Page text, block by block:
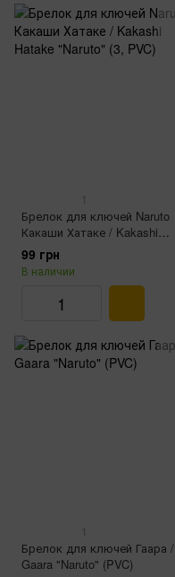
1
Брелок для ключей Naruto
Какаши Хатаке / Kakashi
Hatake "Naruto" (3, PVC)
99 грн
В наличии
1
Брелок для ключей Гаара /
Gaara "Naruto" (PVC)